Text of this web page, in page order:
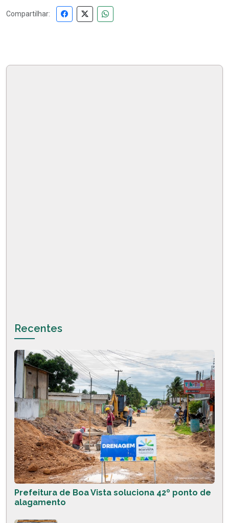
Compartilhar:
Recentes
Prefeitura de Boa Vista soluciona 42º ponto de
alagamento